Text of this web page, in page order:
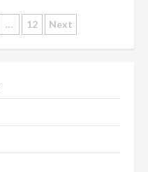
… 12 Next